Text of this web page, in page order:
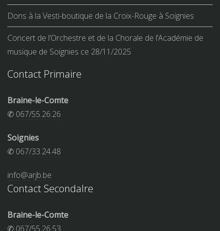
Dons à la Vesti-boutique de la Croix-Rouge à Soignies
Concert de l’Orchestre et de la Chorale de l’Académie de
musique de Soignies ce 28/11/2025
Contact Primaire
Braine-le-Comte
✆ 067/55.26.26
Soignies
✆ 067/33.24.48
info@arjb.be
Contact Secondalre
Braine-le-Comte
✆ 067/55.26.53